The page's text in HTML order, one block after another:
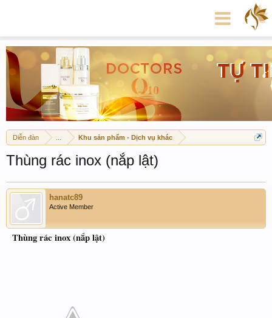
Diễn đàn Khu sản phẩm - Dịch vụ khác
Thùng rác inox (nắp lật)
hanatc89
Active Member
Thùng rác inox (nắp lật)